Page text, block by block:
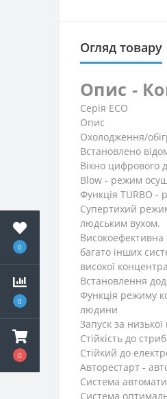
0
0
0
Огляд товару
Опис -
Серія ECO
Опис
Охолодження/
Встановлено
Вікно цифрового
Blow - режим
Функція TURBO -
Супертихий
людським вухом.
Високоефективна
багато інших
високої
Встановлення
Функція режиму
людини
Запуск за
Стійкість до
Стійкий до
Авторестарт -
Система
Система